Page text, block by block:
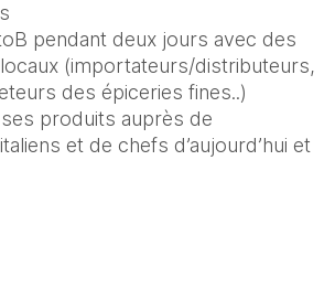
pendant deux jours avec des
(importateurs/distributeurs,
des épiceries fines..)
produits auprès de
et de chefs d’aujourd’hui et